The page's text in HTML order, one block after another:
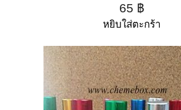
65 ฿
หยิบใส่ตะกร้า